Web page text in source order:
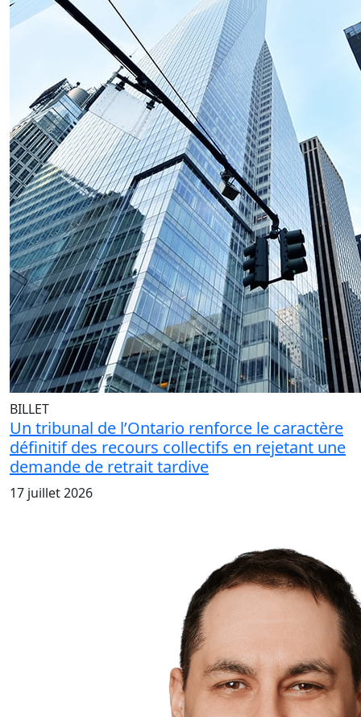
BILLET
Un tribunal de l’Ontario renforce le caractère
définitif des recours collectifs en rejetant une
demande de retrait tardive
17 juillet 2026